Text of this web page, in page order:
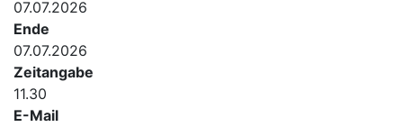
07.07.2026
Ende
07.07.2026
Zeitangabe
11.30
E-Mail